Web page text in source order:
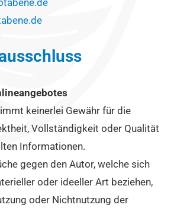
keinerlei Gewähr für die
Vollständigkeit oder Qualität
Informationen.
gegen den Autor, welche sich
oder ideeller Art beziehen,
oder Nichtnutzung der